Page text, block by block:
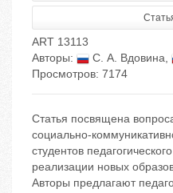
ART 13113
Авторы:
С. А. Вдовина,
Просмотров: 7174
Статья посвящена
социально-
студентов
реализации новых
Авторы предлагают